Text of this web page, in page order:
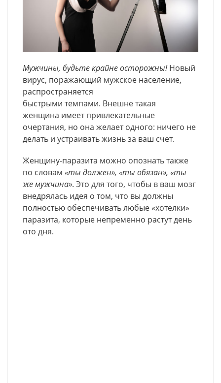
Мужчины, будьте крайне осторожны!Новый
вирус, поражающий мужское население,
распространяется
быстрыми темпами. Внешне такая
женщина имеет привлекательные
очертания, но она желает одного: ничего не
делать и устраивать жизнь за ваш счет.
Женщину-паразита можно опознать также
по словам «ты должен», «ты обязан», «ты
же мужчина». Это для того, чтобы в ваш мозг
внедрялась идея о том, что вы должны
полностью обеспечивать любые «хотелки»
паразита, которые непременно растут день
ото дня.